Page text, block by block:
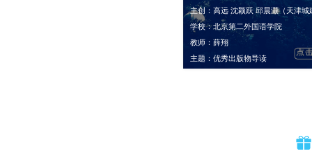
学校：北京第二外国语学院
教师：薛翔
主题：优秀出版物导读